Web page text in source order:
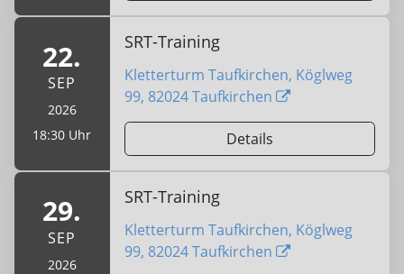
22.
SEP
2026
18:30 Uhr
SRT-Training
Kletterturm Taufkirchen, Köglweg
99, 82024 Taufkirchen
Details
29.
SEP
2026
SRT-Training
Kletterturm Taufkirchen, Köglweg
99, 82024 Taufkirchen